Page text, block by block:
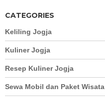
CATEGORIES
Keliling Jogja
Kuliner Jogja
Resep Kuliner Jogja
Sewa Mobil dan Paket Wisata